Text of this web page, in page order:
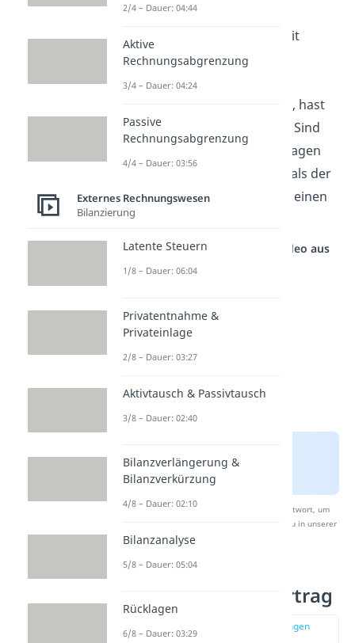
Kursverluste oder ein
verlorener Rechtsstreit
Bleibt nach Abzug dessen
dennoch ein Betrag übrig, hast
du einen
. Sind
die Dividenden und Rücklagen
jedoch wertmäßig höher als der
Bilanzgewinn, erhältst du einen
Studyflix vernetzt: Hier ein Video aus
Nach Beantwortung speichern wir deine Antwort, um
Studyflix zu verbessern. Mehr dazu erfährst du in unserer
Datenschutzerklärung
Beispiel Gewinnvortrag
zur Stelle im Video springen
(02:56)
2/4 – Dauer: 04:44
Aktive
Rechnungsabgrenzung
3/4 – Dauer: 04:24
Passive
Rechnungsabgrenzung
4/4 – Dauer: 03:56
Externes Rechnungswesen
Bilanzierung
Latente Steuern
1/8 – Dauer: 06:04
Privatentnahme &
Privateinlage
2/8 – Dauer: 03:27
Aktivtausch & Passivtausch
3/8 – Dauer: 02:40
Bilanzverlängerung &
Bilanzverkürzung
4/8 – Dauer: 02:10
Bilanzanalyse
5/8 – Dauer: 05:04
Rücklagen
6/8 – Dauer: 03:29